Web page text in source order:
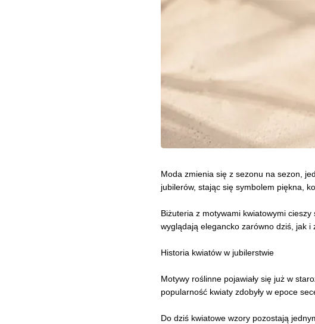
Moda zmienia się z sezonu na sezon,
jubilerów, stając się symbolem piękna,
Biżuteria z motywami kwiatowymi
wyglądają elegancko zarówno dziś, jak i
Historia kwiatów w jubilerstwie
Motywy roślinne pojawiały się już w
popularność kwiaty zdobyły w epoce
Do dziś kwiatowe wzory pozostają